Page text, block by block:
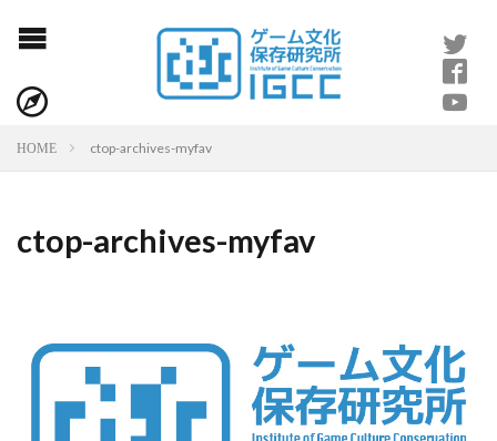
HOME ctop-archives-myfav
ctop-archives-myfav